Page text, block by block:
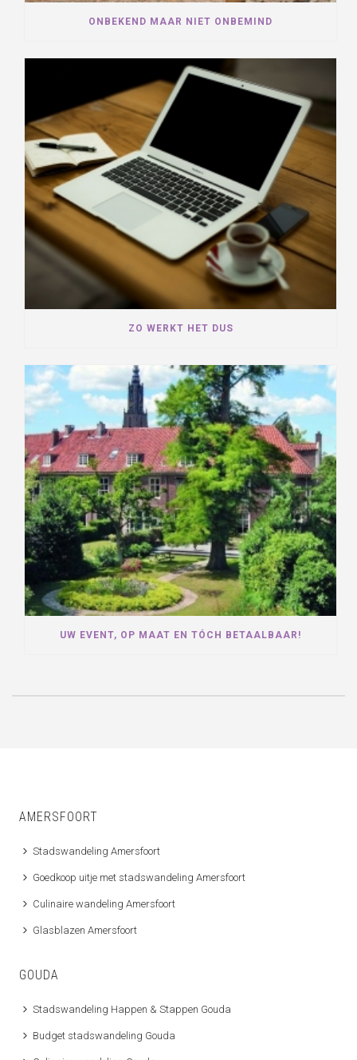
ONBEKEND MAAR NIET ONBEMIND
ZO WERKT HET DUS
UW EVENT, OP MAAT EN TÓCH BETAALBAAR!
AMERSFOORT
Stadswandeling Amersfoort
Goedkoop uitje met stadswandeling Amersfoort
Culinaire wandeling Amersfoort
Glasblazen Amersfoort
GOUDA
Stadswandeling Happen & Stappen Gouda
Budget stadswandeling Gouda